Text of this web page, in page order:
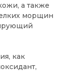
а также
морщин
как